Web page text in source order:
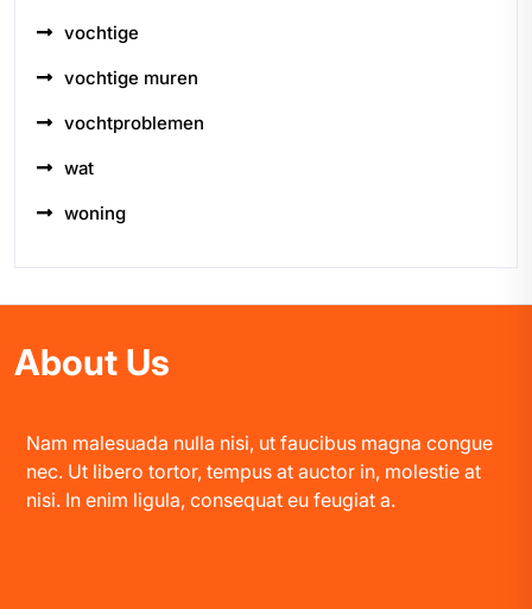
vochtige
vochtige muren
vochtproblemen
wat
woning
About Us
Nam malesuada nulla nisi, ut faucibus magna congue
nec. Ut libero tortor, tempus at auctor in, molestie at
nisi. In enim ligula, consequat eu feugiat a.